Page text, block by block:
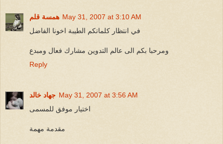
همسة قلم May 31, 2007 at 3:10 AM
في انتظار كلماتكم الطيبة اخونا الفاضل
ومرحبا بكم الى عالم التدوين مشارك فعال ومبدع
Reply
جهاد خالد May 31, 2007 at 3:56 AM
اختيار موفق للمسمى
مقدمة مهمة